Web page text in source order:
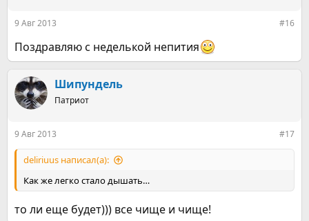
9 Авг 2013 #16
Поздравляю с неделькой непития
Шипундель
Патриот
9 Авг 2013 #17
deliriuus написал(а):
Как же легко стало дышать…
то ли еще будет))) все чище и чище!